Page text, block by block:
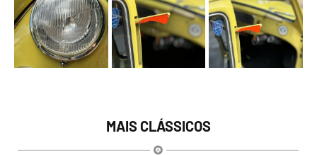
MAIS CLÁSSICOS